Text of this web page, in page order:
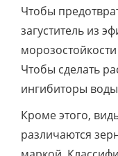
Чтобы
загуститель из
Чтобы сделать
ингибиторы
Кроме этого,
различаются